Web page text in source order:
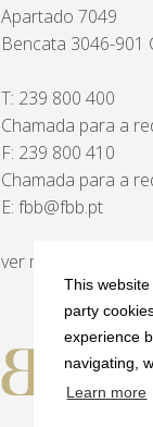
This
party
experience
navigating,
Learn more
Apartado 7049
Bencata 3046-901
T: 239 800 400
Chamada para a
F: 239 800 410
Chamada para a
E:fbb@fbb.pt
ver mapa